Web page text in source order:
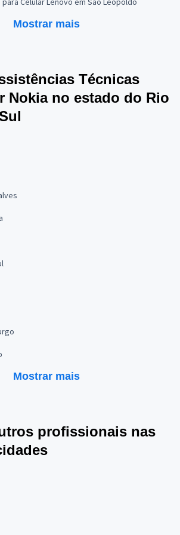
Mostrar mais
Técnicas
Nokia no estado do Rio
Mostrar mais
profissionais nas